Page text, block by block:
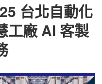
台北自動化
工廠 AI 客製